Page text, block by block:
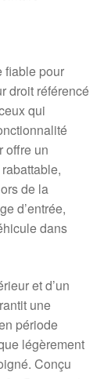
fiable pour
droit référencé
qui
offre un
de la
d’entrée,
dans
et d’un
une
période
légèrement
Conçu